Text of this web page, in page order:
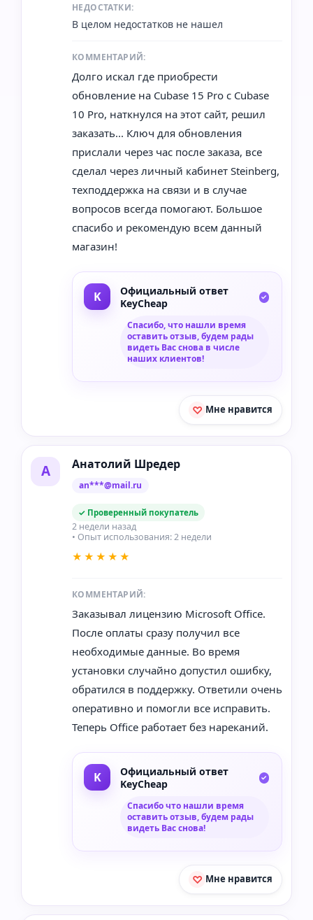
НЕДОСТАТКИ:
В целом недостатков не нашел
КОММЕНТАРИЙ:
Долго искал где приобрести
обновление на Cubase 15 Pro с Cubase
10 Pro, наткнулся на этот сайт, решил
заказать... Ключ для обновления
прислали через час после заказа, все
сделал через личный кабинет Steinberg,
техподдержка на связи и в случае
вопросов всегда помогают. Большое
спасибо и рекомендую всем данный
магазин!
Официальный ответ
KeyCheap
Спасибо, что нашли время
оставить отзыв, будем рады
видеть Вас снова в числе
наших клиентов!
Мне нравится
А Анатолий Шредер
an***@mail.ru
✓ Проверенный покупатель
2 недели назад
• Опыт использования: 2 недели
★★★★★
КОММЕНТАРИЙ:
Заказывал лицензию Microsoft Office.
После оплаты сразу получил все
необходимые данные. Во время
установки случайно допустил ошибку,
обратился в поддержку. Ответили очень
оперативно и помогли все исправить.
Теперь Office работает без нареканий.
Официальный ответ
KeyCheap
Спасибо что нашли время
оставить отзыв, будем рады
видеть Вас снова!
Мне нравится